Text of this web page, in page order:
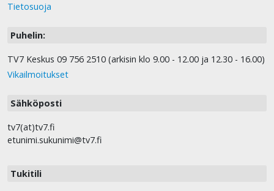
Tietosuoja
Puhelin:
TV7 Keskus 09 756 2510 (arkisin klo 9.00 - 12.00 ja 12.30 - 16.00)
Vikailmoitukset
Sähköposti
tv7(at)tv7.fi
etunimi.sukunimi@tv7.fi
Tukitili